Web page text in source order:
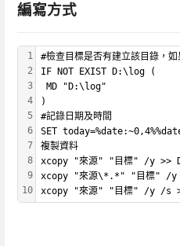
編寫方式
1
2
3
4
5
6
7
8
9
10
#檢查目標是否有建立該目錄，
IF NOT EXIST D:\log (
MD "D:\log"
)
#記錄日期及時間
SET
複製資料
xcopy "來源" "目標" /y >>
xcopy "來源\*.*" "目標" /y
xcopy "來源" "目標" /y /s